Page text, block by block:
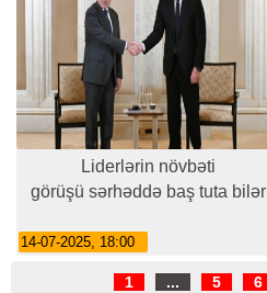
Liderlərin növbəti
görüşü sərhəddə baş tuta bilər
14-07-2025, 18:00
1 ... 5 6